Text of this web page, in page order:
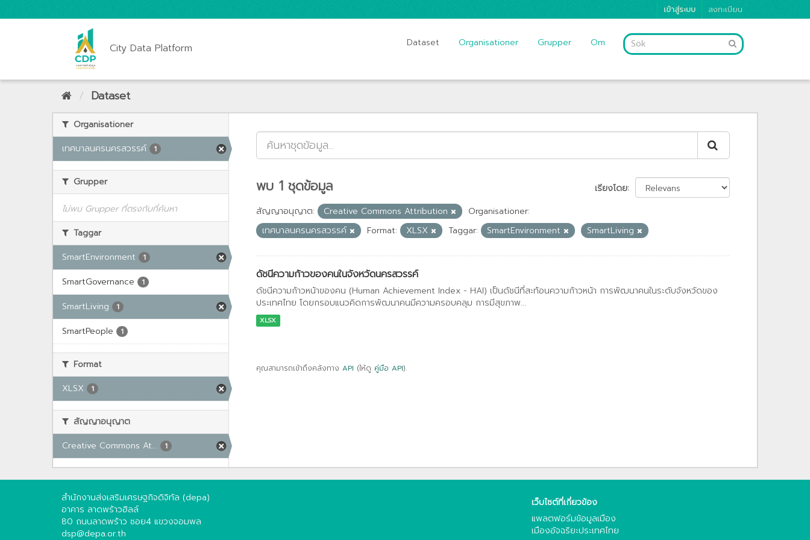
เข้าสู่ระบบ ลงทะเบียน
City Data Platform Dataset Organisationer Grupper Om
Dataset
Organisationer
เทศบาลนครนครสวรรค์
1
Grupper
ไม่พบ Grupper ที่ตรงกับที่ค้นหา
Taggar
SmartEnvironment
1
SmartGovernance 1
SmartLiving 1
SmartPeople 1
Format
XLSX
1
สัญญาอนุญาต
Creative Commons At...
1
เรียงโดย
พบ 1 ชุดข้อมูล
สัญญาอนุญาต: Creative Commons Attribution
Organisationer:
เทศบาลนครนครสวรรค์
Format: XLSX Taggar: SmartEnvironment SmartLiving
ดัชนีความก้าวของคนในจังหวัดนครสวรรค์
ดัชนีความก้าวหน้าของคน (Human Achievement Index - HAI) เป็นดัชนีที่สะท้อนความก้าวหน้า การพัฒนาคนในระดับจังหวัดของ
ประเทศไทย โดยกรอบแนวคิดการพัฒนาคนมีความครอบคลุม การมีสุขภาพ...
XLSX
คุณสามารถเข้าถึงคลังทาง API (ให้ดู คู่มือ API).
สำนักงานส่งเสริมเศรษฐกิจดิจิทัล (depa)
อาคาร ลาดพร้าวฮิลล์
80 ถนนลาดพร้าว ซอย4 แขวงจอมพล
dsp@depa.or.th
เว็บไซต์ที่เกี่ยวข้อง
แพลตฟอร์มข้อมูลเมือง
เมืองอัจฉริยะประเทศไทย